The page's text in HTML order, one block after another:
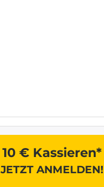
10 € Kassieren*
JETZT ANMELDEN!